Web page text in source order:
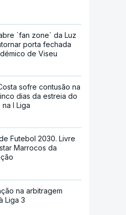
`fan zone` da Luz
porta fechada
de Viseu
sofre contusão na
dias da estreia do
I Liga
Futebol 2030. Livre
Marrocos da
na arbitragem
Liga 3